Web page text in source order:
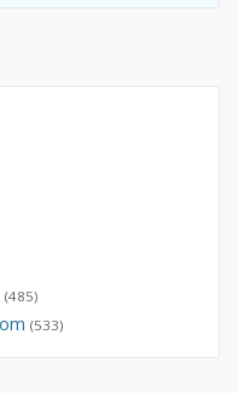
(485)
(533)